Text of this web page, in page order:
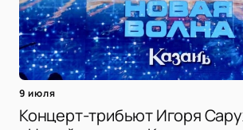
9 июля
Концерт-трибьют Игоря